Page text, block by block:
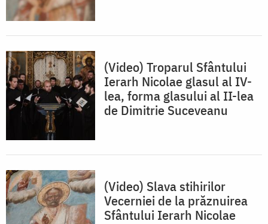
(Video) Troparul Sfântului
Ierarh Nicolae glasul al IV-
lea, forma glasului al II-lea
de Dimitrie Suceveanu
(Video) Slava stihirilor
Vecerniei de la prăznuirea
Sfântului Ierarh Nicolae